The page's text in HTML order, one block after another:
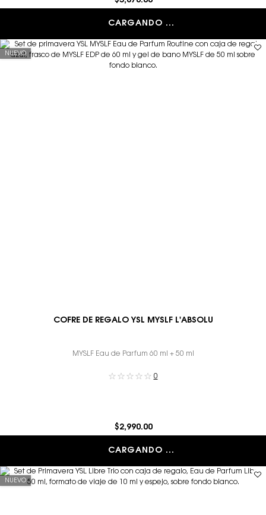
CARGANDO ...
NUEVO
COFRE DE REGALO YSL MYSLF L'ABSOLU
MYSLF Eau de Parfum 60 ml + 50 ml
0
$2,990.00
CARGANDO ...
NUEVO